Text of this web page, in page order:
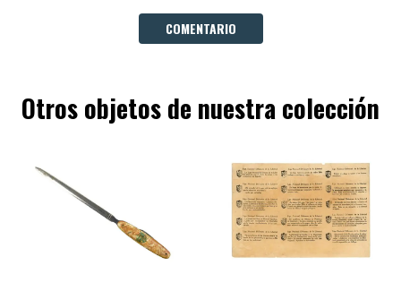
COMENTARIO
Otros objetos de nuestra colección